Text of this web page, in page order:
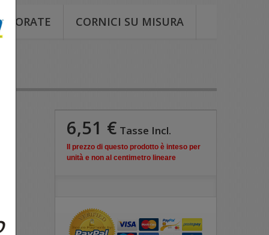
CORNICI SU MISURA
6,51 € Tasse Incl.
Il prezzo di questo prodotto è inteso per
unità e non al centimetro lineare